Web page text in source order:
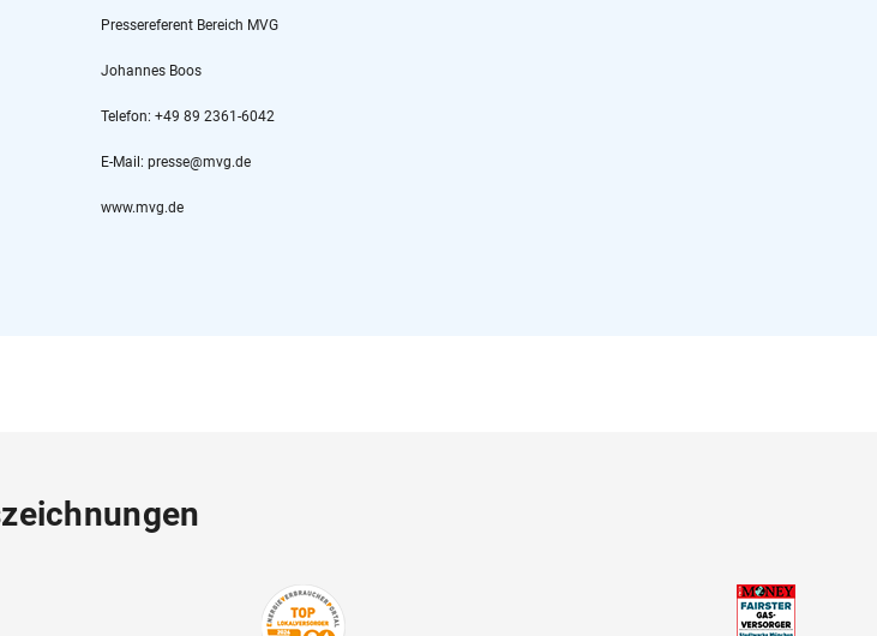
Pressereferent Bereich MVG
Johannes Boos
Telefon: +49 89 2361-6042
E-Mail: presse@mvg.de
www.mvg.de